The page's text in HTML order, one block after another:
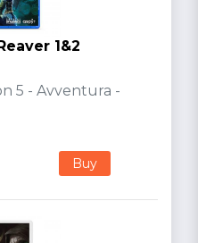
1&2
5 - Avventura -
Buy